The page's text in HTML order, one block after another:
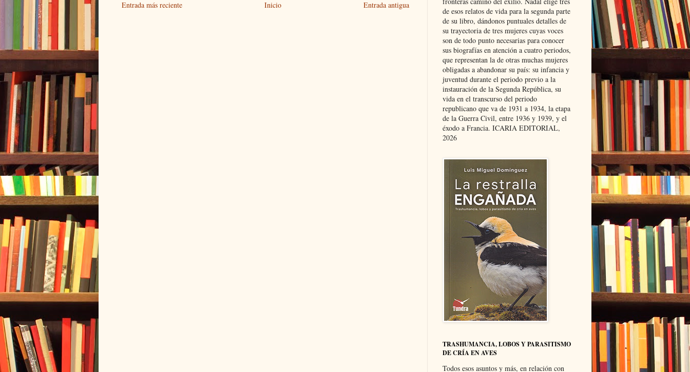
Entrada más reciente Entrada antigua
Inicio
de esos relatos de vida para la segunda parte
de su libro, dándonos puntuales detalles de
su trayectoria de tres mujeres cuyas voces
son de todo punto necesarias para conocer
sus biografías en atención a cuatro periodos,
que representan la de otras muchas mujeres
obligadas a abandonar su país: su infancia y
juventud durante el periodo previo a la
instauración de la Segunda República, su
vida en el transcurso del periodo
republicano que va de 1931 a 1934, la etapa
de la Guerra Civil, entre 1936 y 1939, y el
éxodo a Francia. ICARIA EDITORIAL,
2026
TRASHUMANCIA, LOBOS Y PARASITISMO
DE CRÍA EN AVES
Todos esos asuntos y más, en relación con